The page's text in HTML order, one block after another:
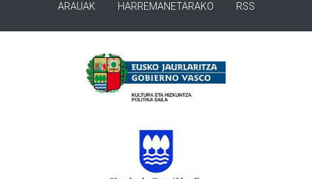
ARAUAK HARREMANETARAKO RSS